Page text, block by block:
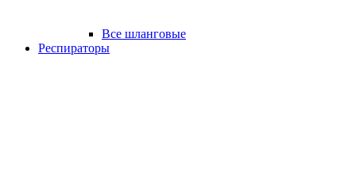
Все шланговые
Респираторы